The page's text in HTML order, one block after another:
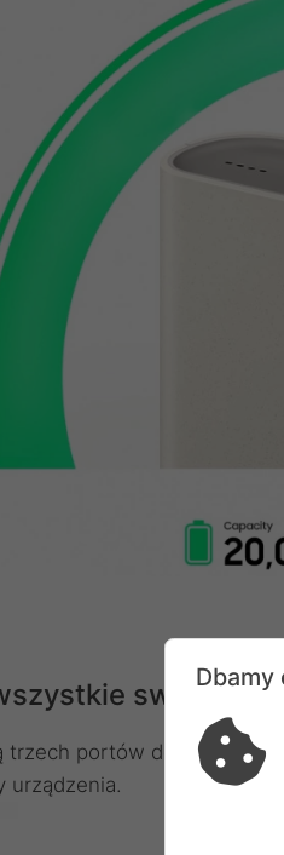
swoje
trzech portów do
urządzenia.
Dbamy